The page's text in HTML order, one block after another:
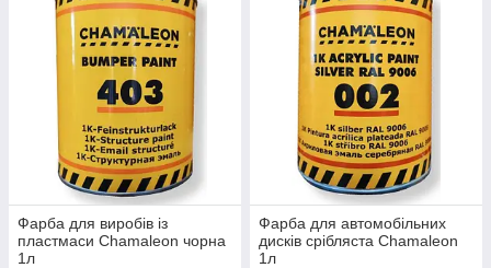
Фарба для виробів із
пластмаси Chamaleon чорна
1л
Фарба для автомобільних
дисків срібляста Chamaleon
1л